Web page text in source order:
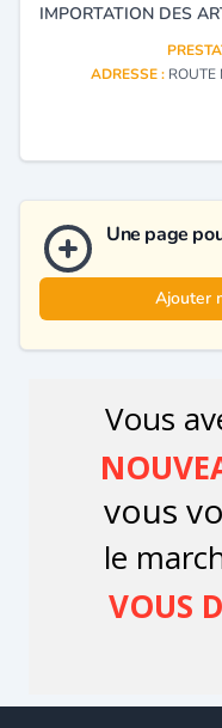
ADRESSE : ROUTE
Une page
Ajouter